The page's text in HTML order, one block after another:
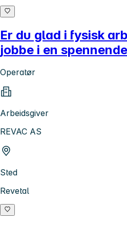
Er du glad i fysisk
jobbe i en
Operatør
Arbeidsgiver
REVAC AS
Sted
Revetal